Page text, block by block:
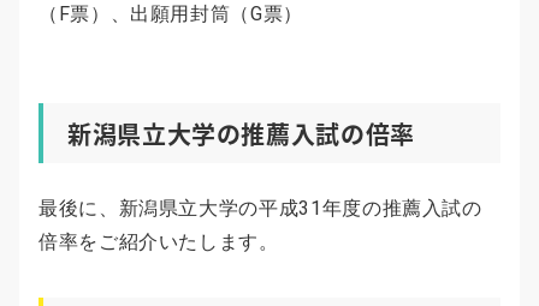
（F票）、出願用封筒（G票）
新潟県立大学の推薦入試の倍率
最後に、新潟県立大学の平成31年度の推薦入試の
倍率をご紹介いたします。